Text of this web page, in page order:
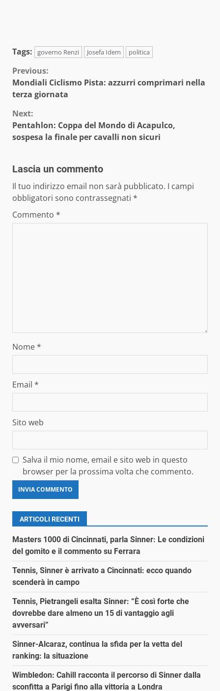
Tags: governo Renzi Josefa Idem politica
Continue
Reading
Previous:
Mondiali Ciclismo Pista: azzurri comprimari nella
terza giornata
Next:
Pentahlon: Coppa del Mondo di Acapulco,
sospesa la finale per cavalli non sicuri
Lascia un commento
Il tuo indirizzo email non sarà pubblicato. I campi
obbligatori sono contrassegnati *
Commento *
Nome*
Email *
Sito web
Salva il mio nome, email e sito web in questo
browser per la prossima volta che commento.
ARTICOLI RECENTI
Masters 1000 di Cincinnati, parla Sinner: Le condizioni
del gomito e il commento su Ferrara
Tennis, Sinner è arrivato a Cincinnati: ecco quando
scenderà in campo
Tennis, Pietrangeli esalta Sinner: “È così forte che
dovrebbe dare almeno un 15 di vantaggio agli
avversari”
Sinner-Alcaraz, continua la sfida per la vetta del
ranking: la situazione
Wimbledon: Cahill racconta il percorso di Sinner dalla
sconfitta a Parigi fino alla vittoria a Londra